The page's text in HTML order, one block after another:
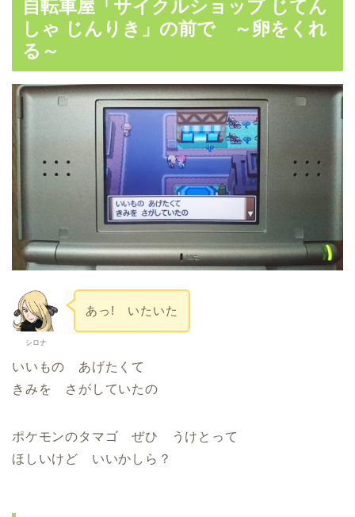
自転車屋「サイクルショップ じてん
しゃ じんりき」の前で ～卵をくれ
る～
シロナ
あっ! いたいた
いいもの あげたくて
きみを さがしていたの
ポケモンのタマゴ ぜひ うけとって
ほしいけど いいかしら？